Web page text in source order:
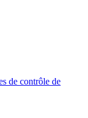
de contrôle de